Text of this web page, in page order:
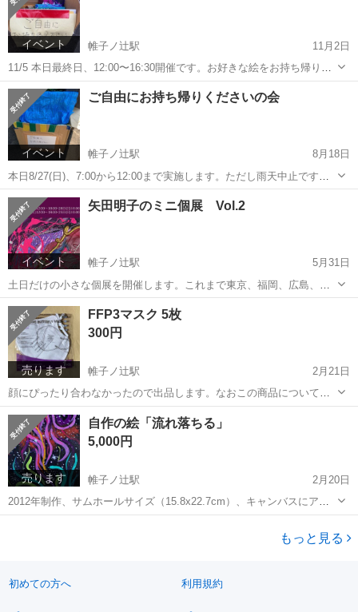
2...
イベント 帷子ノ辻駅
11月2日
11/5 本日最終日、12:00〜16:30開催です。お好きな絵をお持ち帰りく
ださい。 11/3 本日の会は終了いたしました。なお17時終了ですと日没
でかなり暗くなってしまうため、誠に勝手ながら11/4(土)11/5(...
京都 京都市 帷子ノ辻駅 その他 雨天中止
イベント
ご自由にお持ち帰りくださいの会
帷子ノ辻駅
8月18日
本日8/27(日)、7:00から12:00まで実施します。ただし雨天中止です。
また通り雨などあった場合は一時中止または以降中止とする場合があ
ります。ご了承ください。 本日最終日です。好きなだけ持っていって
ください。 ★...
京都 京都市 帷子ノ辻駅 その他
イベント
矢田明子のミニ個展 Vol.2
帷子ノ辻駅
5月31日
土日だけの小さな個展を開催します。これまで東京、福岡、広島、金
沢などで展示した作品の中から厳選して15点ほど展示します。お出か
け、観光のついでに是非お立ち寄りください。作品はすべて販売しま
す。1点物のおみやげにいかがでしょう...
京都 京都市 帷子ノ辻駅 展示会
売ります
FFP3マスク 5枚
300円
帷子ノ辻駅
2月21日
顔にぴったり合わなかったので出品します。なおこの商品については
問い合わせが多い場合返信できないことがあります。ご了承くださ
い。 このマスクはN95、N99に匹敵する欧州規格の防じんマスクで、
Amazonで25枚入り27...
京都 京都市 帷子ノ辻駅 その他
売ります
自作の絵「流れ落ちる」
5,000円
帷子ノ辻駅
2月20日
2012年制作、サムホールサイズ（15.8x22.7cm）、キャンバスにアク
リルで描きました。 額はついていません。保存状態はまあまあだと思
いますが10年以上自宅で保存していたことをご了承ください。お部屋
もっと見る
初めての方へ 利用規約